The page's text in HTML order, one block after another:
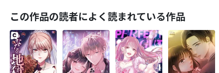
この作品の読者によく読まれている作品